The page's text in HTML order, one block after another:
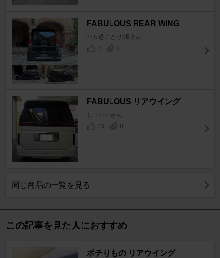
FABULOUS REAR WING
ハル@ことりbBさん
3
0
FABULOUS リアウイング
し～パパさん
23
0
同じ商品の一覧を見る
この記事を見た人におすすめ
ポチりもの リアウイング